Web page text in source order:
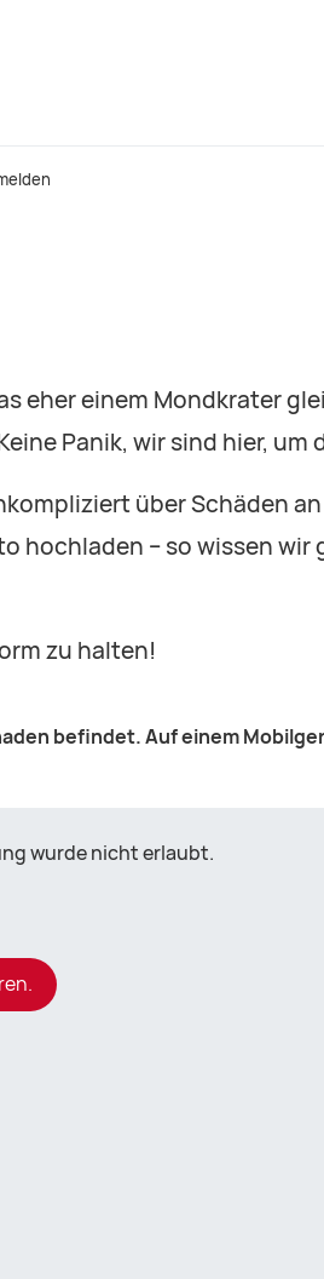
eher einem Mondkrater
Panik, wir sind hier,
über Schäden
hochladen – so wissen
zu halten!
befindet. Auf einem
wurde nicht erlaubt.